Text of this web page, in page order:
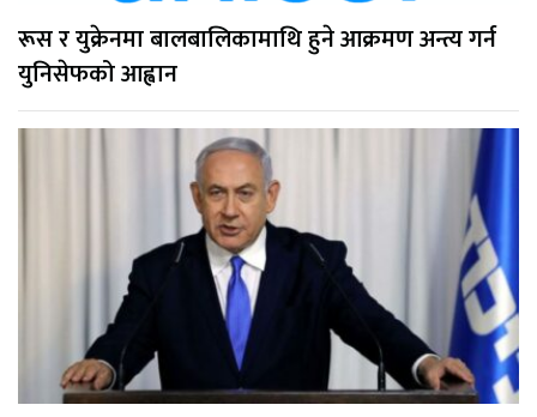
रूस र युक्रेनमा बालबालिकामाथि हुने आक्रमण अन्त्य गर्न
युनिसेफको आह्वान